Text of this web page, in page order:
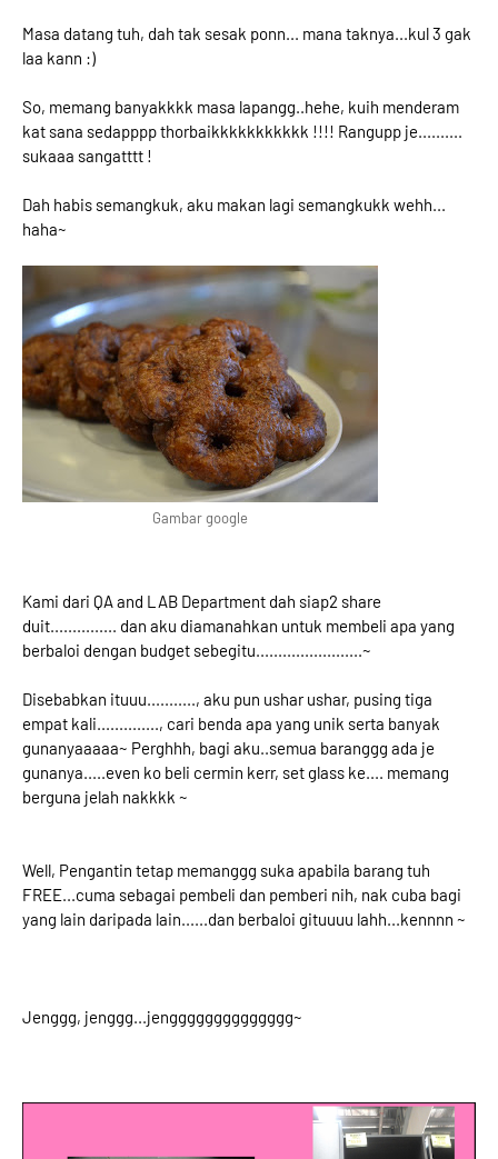
Masa datang tuh, dah tak sesak ponn... mana taknya...kul 3 gak
laa kann :)
So, memang banyakkkk masa lapangg..hehe, kuih menderam
kat sana sedapppp thorbaikkkkkkkkkkk !!!! Rangupp je..........
sukaaa sangatttt !
Dah habis semangkuk, aku makan lagi semangkukk wehh...
haha~
Gambar google
Kami dari QA and LAB Department dah siap2 share
duit............... dan aku diamanahkan untuk membeli apa yang
berbaloi dengan budget sebegitu........................~
Disebabkan ituuu..........., aku pun ushar ushar, pusing tiga
empat kali.............., cari benda apa yang unik serta banyak
gunanyaaaaa~ Perghhh, bagi aku..semua baranggg ada je
gunanya.....even ko beli cermin kerr, set glass ke.... memang
berguna jelah nakkkk ~
Well, Pengantin tetap memanggg suka apabila barang tuh
FREE...cuma sebagai pembeli dan pemberi nih, nak cuba bagi
yang lain daripada lain......dan berbaloi gituuuu lahh...kennnn ~
Jenggg, jenggg...jengggggggggggggg~